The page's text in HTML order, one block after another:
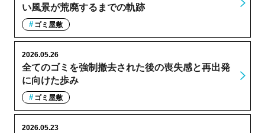
い風景が荒廃するまでの軌跡
ゴミ屋敷
全てのゴミを強制撤去された後の喪失感と再出発
に向けた歩み
2026.05.26
ゴミ屋敷
2026.05.23